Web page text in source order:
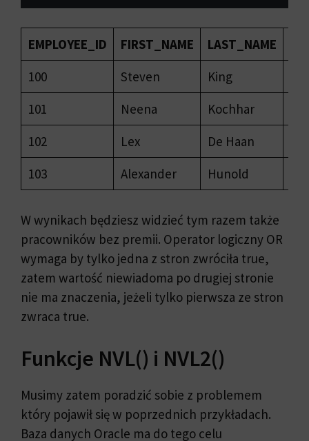
EMPLOYEE_ID FIRST_NAME LAST_NAME
100
Steven King
101
Neena Kochhar
102
Lex De Haan
103
Alexander Hunold
W wynikach będziesz widzieć tym razem także
pracowników bez premii. Operator logiczny OR
wymaga by tylko jedna z stron zwróciła true,
zatem wartość niewiadoma po drugiej stronie
nie ma znaczenia, jeżeli tylko pierwsza ze stron
zwraca true.
Funkcje NVL() i NVL2()
Musimy zatem poradzić sobie z problemem
który pojawił się w poprzednich przykładach.
Baza danych Oracle ma do tego celu